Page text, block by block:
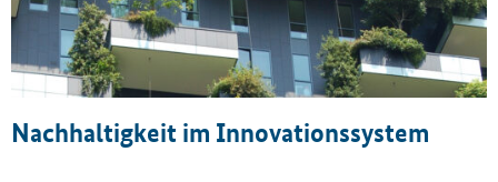
Nachhaltigkeit im Innovationssystem